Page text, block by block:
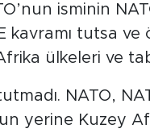
isminin
kavramı tutsa
ülkeleri ve
NATO,
yerine Kuzey